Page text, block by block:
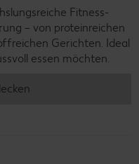
Fitness-
– von proteinreichen
Gerichten. Ideal
essen möchten.